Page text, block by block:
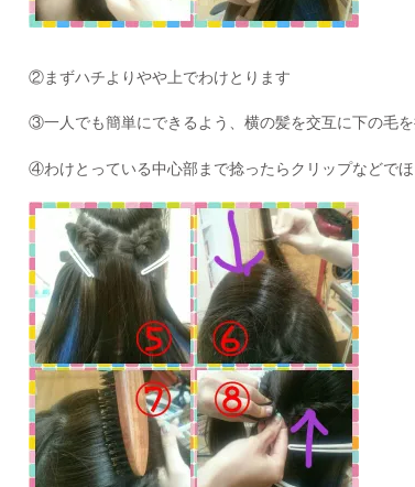
②まずハチよりやや上でわけとります
③一人でも簡単にできるよう、横の髪を交互に下の毛を
④わけとっている中心部まで捻ったらクリップなどでほ